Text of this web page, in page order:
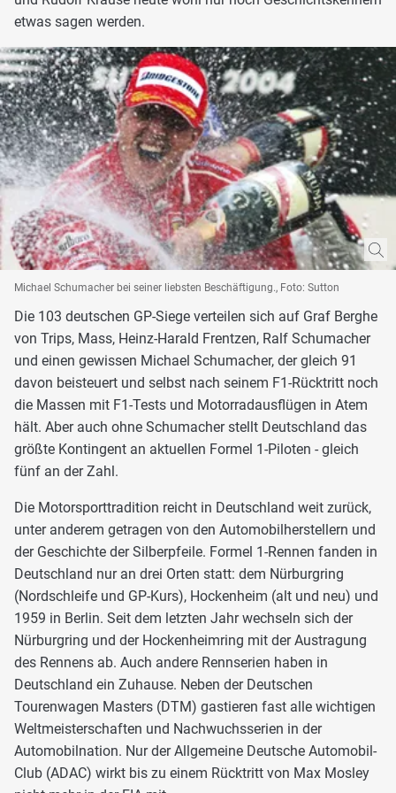
etwas sagen werden.
Michael Schumacher bei seiner liebsten Beschäftigung., Foto: Sutton
Die 103 deutschen GP-Siege verteilen sich auf Graf Berghe
von Trips, Mass, Heinz-Harald Frentzen, Ralf Schumacher
und einen gewissen Michael Schumacher, der gleich 91
davon beisteuert und selbst nach seinem F1-Rücktritt noch
die Massen mit F1-Tests und Motorradausflügen in Atem
hält. Aber auch ohne Schumacher stellt Deutschland das
größte Kontingent an aktuellen Formel 1-Piloten - gleich
fünf an der Zahl.
Die Motorsporttradition reicht in Deutschland weit zurück,
unter anderem getragen von den Automobilherstellern und
der Geschichte der Silberpfeile. Formel 1-Rennen fanden in
Deutschland nur an drei Orten statt: dem Nürburgring
(Nordschleife und GP-Kurs), Hockenheim (alt und neu) und
1959 in Berlin. Seit dem letzten Jahr wechseln sich der
Nürburgring und der Hockenheimring mit der Austragung
des Rennens ab. Auch andere Rennserien haben in
Deutschland ein Zuhause. Neben der Deutschen
Tourenwagen Masters (DTM) gastieren fast alle wichtigen
Weltmeisterschaften und Nachwuchsserien in der
Automobilnation. Nur der Allgemeine Deutsche Automobil-
Club (ADAC) wirkt bis zu einem Rücktritt von Max Mosley